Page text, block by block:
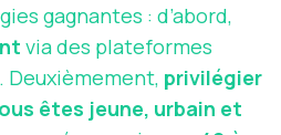
gagnantes : d’abord,
via des plateformes
Deuxièmement, privilégier
êtes jeune, urbain et